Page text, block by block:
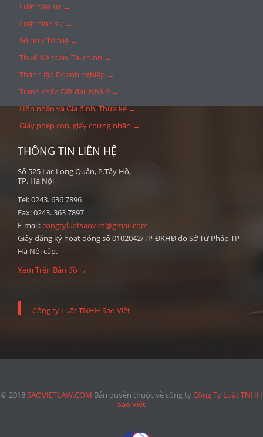
Luật dân sự →
Luật hình sự →
Sở hữu Trí tuệ →
Thuế, Kế toán, Tài chính →
Thành lập Doanh nghiệp →
Tranh chấp Đất đai, Nhà ở →
Hôn nhân và Gia đình, Thừa kế →
Giấy phép con, giấy chứng nhận →
THÔNG TIN LIÊN HỆ
Số 525 Lạc Long Quân, P.Tây Hồ,
TP. Hà Nội
Tel: 0243. 636 7896
Fax: 0243. 363 7897
E-mail:congtyluatsaoviet@gmail.com
Giấy đăng ký hoạt động số 0102042/TP-ĐKHĐ do Sở Tư Pháp TP
Hà Nội cấp.
Xem Trên Bản đồ →
Công ty Luật TNHH Sao Việt
© 2018SAOVIETLAW.COM Bản quyền thuộc về công tyCông Ty Luật TNHH
Sao Việt